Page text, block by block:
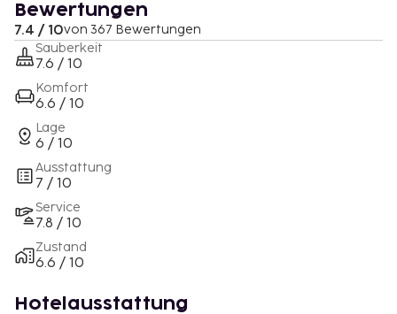
Bewertungen
7.4 / 10von 367 Bewertungen
Sauberkeit
7.6 / 10
Komfort
6.6 / 10
Lage
6 / 10
Ausstattung
7 / 10
Service
7.8 / 10
Zustand
6.6 / 10
Hotelausstattung